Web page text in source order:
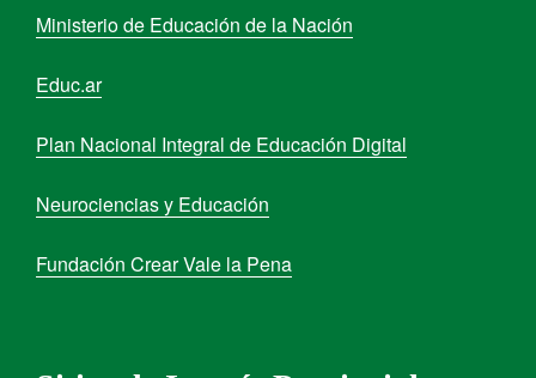
Ministerio de Educación de la Nación
Educ.ar
Plan Nacional Integral de Educación Digital
Neurociencias y Educación
Fundación Crear Vale la Pena